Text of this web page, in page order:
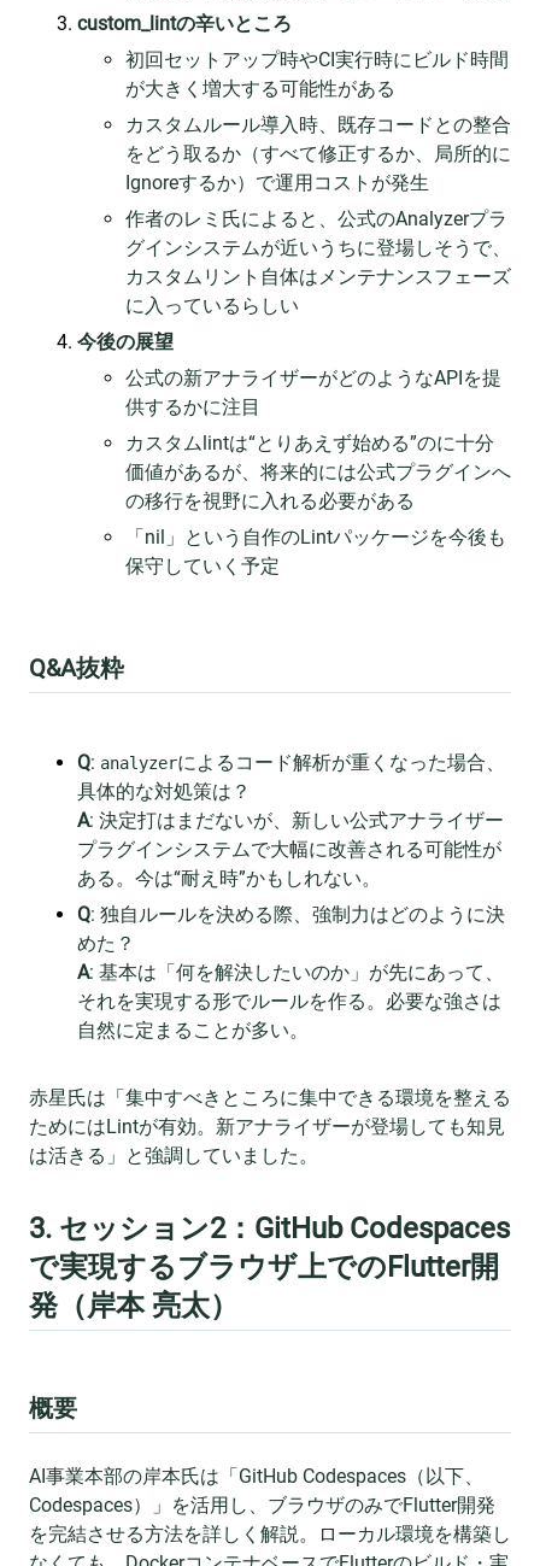
custom_lintの辛いところ
初回セットアップ時やCI実行時にビルド時間
が大きく増大する可能性がある
カスタムルール導入時、既存コードとの整合
をどう取るか（すべて修正するか、局所的に
Ignoreするか）で運用コストが発生
作者のレミ氏によると、公式のAnalyzerプラ
グインシステムが近いうちに登場しそうで、
カスタムリント自体はメンテナンスフェーズ
に入っているらしい
今後の展望
公式の新アナライザーがどのようなAPIを提
供するかに注目
カスタムlintは“とりあえず始める”のに十分
価値があるが、将来的には公式プラグインへ
の移行を視野に入れる必要がある
「nil」という自作のLintパッケージを今後も
保守していく予定
Q&A抜粋
Q: analyzerによるコード解析が重くなった場合、
具体的な対処策は？
A: 決定打はまだないが、新しい公式アナライザー
プラグインシステムで大幅に改善される可能性が
ある。今は“耐え時”かもしれない。
Q: 独自ルールを決める際、強制力はどのように決
めた？
A: 基本は「何を解決したいのか」が先にあって、
それを実現する形でルールを作る。必要な強さは
自然に定まることが多い。
赤星氏は「集中すべきところに集中できる環境を整える
ためにはLintが有効。新アナライザーが登場しても知見
は活きる」と強調していました。
3. セッション2：GitHub Codespaces
で実現するブラウザ上でのFlutter開
発（岸本 亮太）
概要
AI事業本部の岸本氏は「GitHub Codespaces（以下、
Codespaces）」を活用し、ブラウザのみでFlutter開発
を完結させる方法を詳しく解説。ローカル環境を構築し